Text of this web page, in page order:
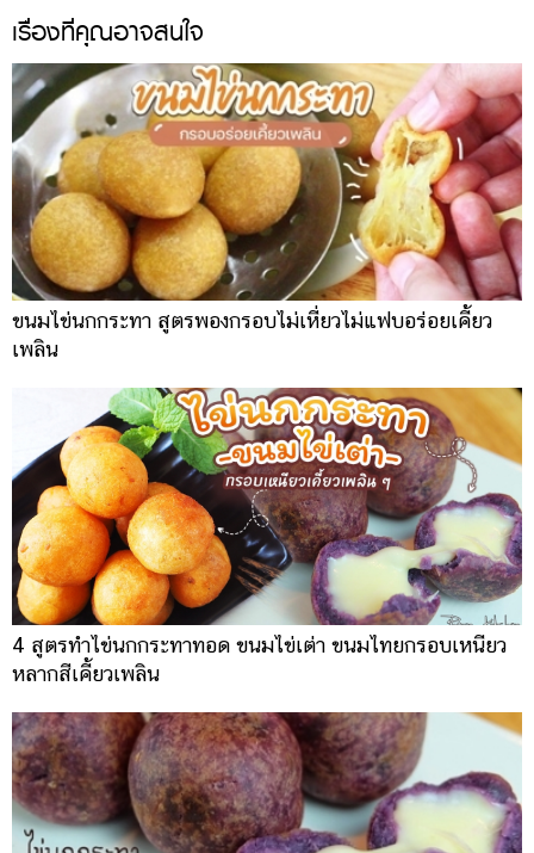
เรื่องที่คุณอาจสนใจ
ขนมไข่นกกระทา สูตรพองกรอบไม่เหี่ยวไม่แฟบอร่อยเคี้ยว
เพลิน
4 สูตรทำไข่นกกระทาทอด ขนมไข่เต่า ขนมไทยกรอบเหนียว
หลากสีเคี้ยวเพลิน